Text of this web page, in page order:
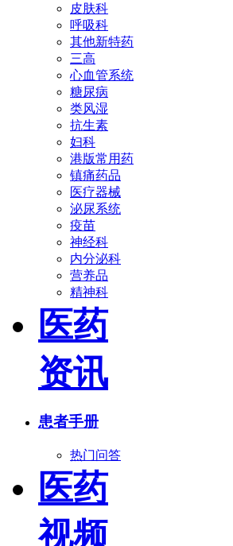
皮肤科
呼吸科
其他新特药
三高
心血管系统
糖尿病
类风湿
抗生素
妇科
港版常用药
镇痛药品
医疗器械
泌尿系统
疫苗
神经科
内分泌科
营养品
精神科
医药
资讯
患者手册
热门问答
医药
视频